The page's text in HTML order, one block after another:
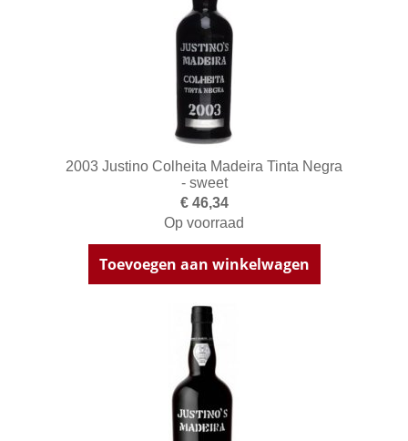
2003 Justino Colheita Madeira Tinta Negra
- sweet
€ 46,34
Op voorraad
Toevoegen aan winkelwagen